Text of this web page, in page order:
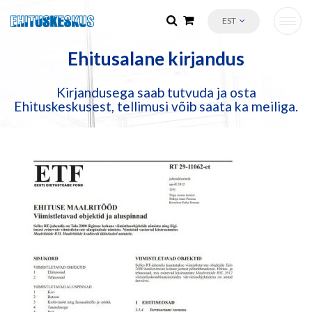
EST
Ehitusalane kirjandus
Kirjandusega saab tutvuda ja osta
Ehituskeskusest, tellimusi võib saata ka meiliga.